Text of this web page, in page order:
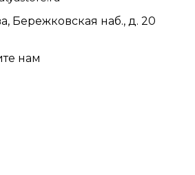
Бережковская наб., д. 20
нам